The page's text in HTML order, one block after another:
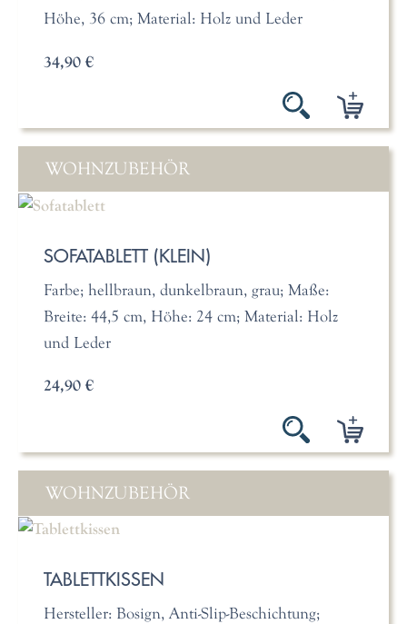
Höhe, 36 cm; Material: Holz und Leder
34,90 €
WOHNZUBEHÖR
SOFATABLETT (KLEIN)
Farbe; hellbraun, dunkelbraun, grau; Maße:
Breite: 44,5 cm, Höhe: 24 cm; Material: Holz
und Leder
24,90 €
WOHNZUBEHÖR
TABLETTKISSEN
Hersteller: Bosign, Anti-Slip-Beschichtung;